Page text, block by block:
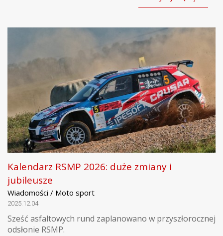
Kalendarz RSMP 2026: duże zmiany i
jubileusze
Wiadomości / Moto sport
2025.12.04
Sześć asfaltowych rund zaplanowano w przyszłorocznej
odsłonie RSMP.